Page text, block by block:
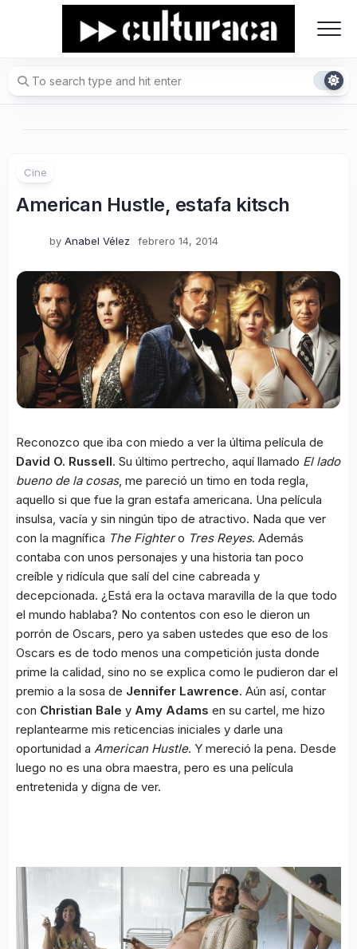
Cine
American Hustle, estafa kitsch
by Anabel Vélez febrero 14, 2014
Reconozco que iba con miedo a ver la última película de
David O. Russell. Su último pertrecho, aquí llamado El lado
bueno de la cosas, me pareció un timo en toda regla,
aquello si que fue la gran estafa americana. Una película
insulsa, vacía y sin ningún tipo de atractivo. Nada que ver
con la magnífica The Fightero Tres Reyes. Además
contaba con unos personajes y una historia tan poco
creíble y ridícula que salí del cine cabreada y
decepcionada. ¿Está era la octava maravilla de la que todo
el mundo hablaba? No contentos con eso le dieron un
porrón de Oscars, pero ya saben ustedes que eso de los
Oscars es de todo menos una competición justa donde
prime la calidad, sino no se explica como le pudieron dar el
premio a la sosa de Jennifer Lawrence. Aún así, contar
con Christian Bale y Amy Adams en su cartel, me hizo
replantearme mis reticencias iniciales y darle una
oportunidad a American Hustle. Y mereció la pena. Desde
luego no es una obra maestra, pero es una película
entretenida y digna de ver.